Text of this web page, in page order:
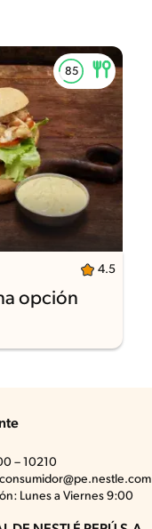
4.5
opción
– 10210
Lunes a Viernes 9:00